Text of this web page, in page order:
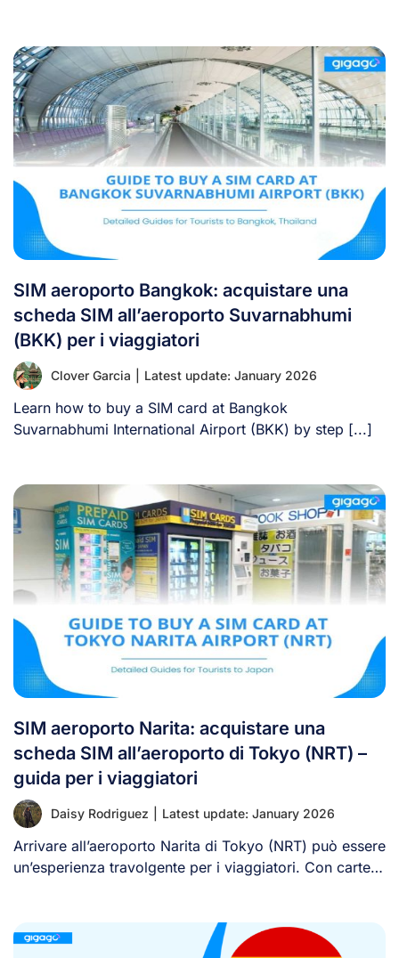
SIM aeroporto Bangkok: acquistare una
scheda SIM all’aeroporto Suvarnabhumi
(BKK) per i viaggiatori
Clover Garcia Latest update: January 2026
Learn how to buy a SIM card at Bangkok
Suvarnabhumi International Airport (BKK) by step [...]
SIM aeroporto Narita: acquistare una
scheda SIM all’aeroporto di Tokyo (NRT) –
guida per i viaggiatori
Daisy Rodriguez Latest update: January 2026
Arrivare all’aeroporto Narita di Tokyo (NRT) può essere
un’esperienza travolgente per i viaggiatori. Con cartelli